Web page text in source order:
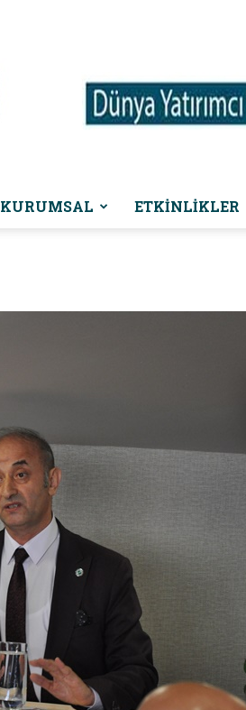
KURUMSAL ETKINLIKLER